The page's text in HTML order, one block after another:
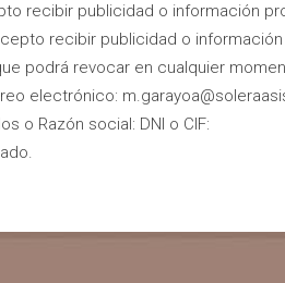
recibir publicidad o información
recibir publicidad o información
podrá revocar en cualquier
electrónico:
o Razón social: DNI o CIF: